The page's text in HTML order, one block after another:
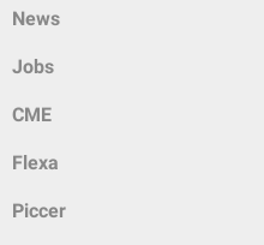
News
Jobs
CME
Flexa
Piccer